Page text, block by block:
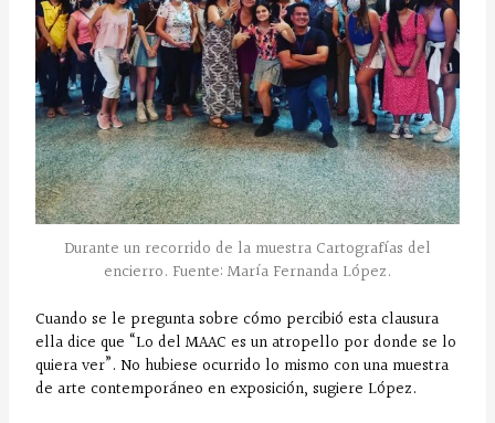
Durante un recorrido de la muestra Cartografías del
encierro. Fuente: María Fernanda López.
Cuando se le pregunta sobre cómo percibió esta clausura
ella dice que “Lo del MAAC es un atropello por donde se lo
quiera ver”. No hubiese ocurrido lo mismo con una muestra
de arte contemporáneo en exposición, sugiere López.